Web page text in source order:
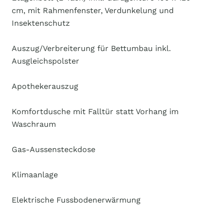
cm, mit Rahmenfenster, Verdunkelung und
Insektenschutz
Auszug/Verbreiterung für Bettumbau inkl.
Ausgleichspolster
Apothekerauszug
Komfortdusche mit Falltür statt Vorhang im
Waschraum
Gas-Aussensteckdose
Klimaanlage
Elektrische Fussbodenerwärmung